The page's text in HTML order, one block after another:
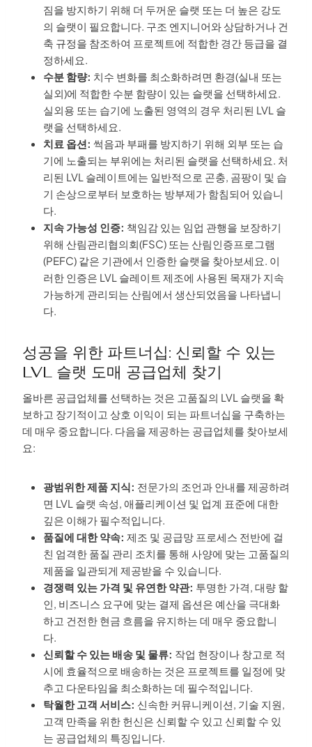
짐을 방지하기 위해 더 두꺼운 슬랫 또는 더 높은 강도
의 슬랫이 필요합니다. 구조 엔지니어와 상담하거나 건
축 규정을 참조하여 프로젝트에 적합한 경간 등급을 결
정하세요.
수분 함량: 치수 변화를 최소화하려면 환경(실내 또는
실외)에 적합한 수분 함량이 있는 슬랫을 선택하세요.
실외용 또는 습기에 노출된 영역의 경우 처리된 LVL 슬
랫을 선택하세요.
치료 옵션: 썩음과 부패를 방지하기 위해 외부 또는 습
기에 노출되는 부위에는 처리된 슬랫을 선택하세요. 처
리된 LVL 슬레이트에는 일반적으로 곤충, 곰팡이 및 습
기 손상으로부터 보호하는 방부제가 함침되어 있습니
다.
지속 가능성 인증: 책임감 있는 임업 관행을 보장하기
위해 산림관리협의회(FSC) 또는 산림인증프로그램
(PEFC) 같은 기관에서 인증한 슬랫을 찾아보세요. 이
러한 인증은 LVL 슬레이트 제조에 사용된 목재가 지속
가능하게 관리되는 산림에서 생산되었음을 나타냅니
다.
성공을 위한 파트너십: 신뢰할 수 있는
LVL 슬랫 도매 공급업체 찾기
올바른 공급업체를 선택하는 것은 고품질의 LVL 슬랫을 확
보하고 장기적이고 상호 이익이 되는 파트너십을 구축하는
데 매우 중요합니다. 다음을 제공하는 공급업체를 찾아보세
요:
광범위한 제품 지식: 전문가의 조언과 안내를 제공하려
면 LVL 슬랫 속성, 애플리케이션 및 업계 표준에 대한
깊은 이해가 필수적입니다.
품질에 대한 약속: 제조 및 공급망 프로세스 전반에 걸
친 엄격한 품질 관리 조치를 통해 사양에 맞는 고품질의
제품을 일관되게 제공받을 수 있습니다.
경쟁력 있는 가격 및 유연한 약관: 투명한 가격, 대량 할
인, 비즈니스 요구에 맞는 결제 옵션은 예산을 극대화
하고 건전한 현금 흐름을 유지하는 데 매우 중요합니
다.
신뢰할 수 있는 배송 및 물류: 작업 현장이나 창고로 적
시에 효율적으로 배송하는 것은 프로젝트를 일정에 맞
추고 다운타임을 최소화하는 데 필수적입니다.
탁월한 고객 서비스: 신속한 커뮤니케이션, 기술 지원,
고객 만족을 위한 헌신은 신뢰할 수 있고 신뢰할 수 있
는 공급업체의 특징입니다.